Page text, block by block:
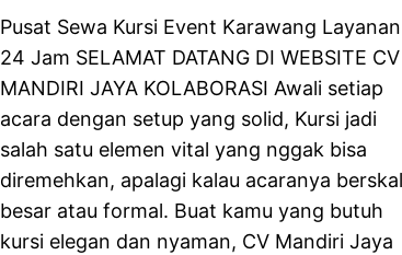
Pusat Sewa Kursi Event Karawang Layanan
24 Jam SELAMAT DATANG DI WEBSITE CV
MANDIRI JAYA KOLABORASI Awali setiap
acara dengan setup yang solid, Kursi jadi
salah satu elemen vital yang nggak bisa
diremehkan, apalagi kalau acaranya
besar atau formal. Buat kamu yang butuh
kursi elegan dan nyaman, CV Mandiri Jaya